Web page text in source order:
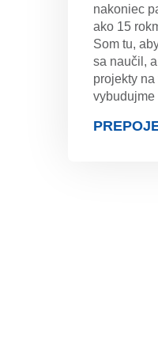
nakoniec
ako 15
Som tu,
sa naučil,
projekty
vybudujme